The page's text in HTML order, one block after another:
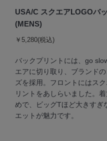
USA/C スクエアLOGOバ
(MENS)
￥5,280(税込)
バックプリントには、go
エアに切り取り、ブランド
ズを採用。フロントにはス
リントをあしらいました。
めで、ビッグTほど大きすぎ
エットが魅力です。